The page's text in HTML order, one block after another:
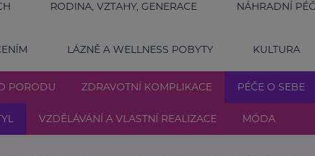
RODINA, VZTAHY, GENERACE NÁHRADNÍ
LÁZNĚ A WELLNESS POBYTY KULTURA
PORODU ZDRAVOTNÍ KOMPLIKACE PÉČE O SEBE
VZDĚLÁVÁNÍ A VLASTNÍ REALIZACE MÓDA